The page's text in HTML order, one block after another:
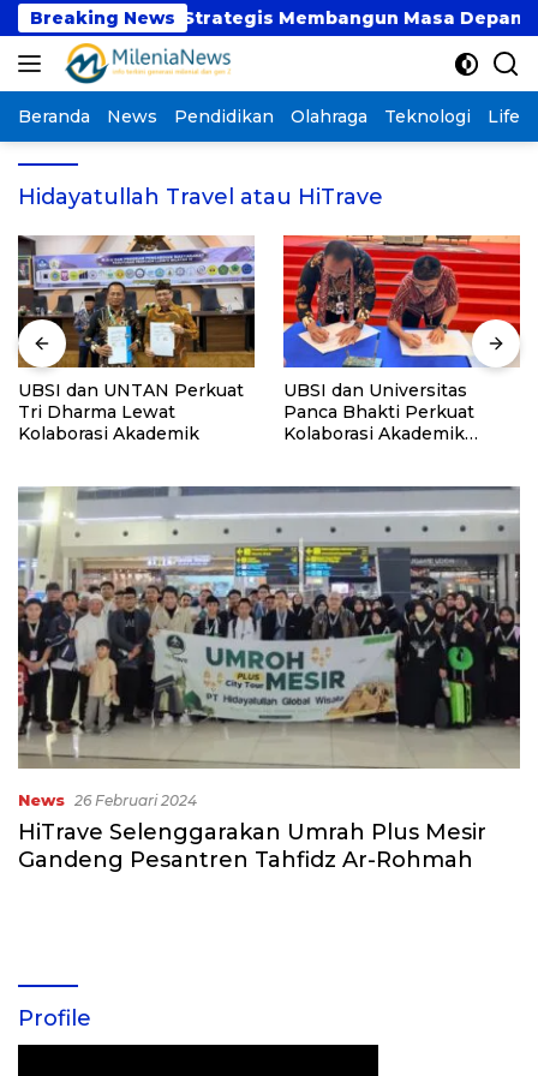
Langsung
ke
konten
Breaking News
Langkah Strategis Membangun Masa Depan?
Beranda News Pendidikan Olahraga Teknologi
Hidayatullah Travel atau HiTrave
UBSI dan UNTAN Perkuat
Tri Dharma Lewat
Kolaborasi Akademik
UBSI dan Universitas
Panca Bhakti Perkuat
Kolaborasi Akademik
News 26 Februari 2024
HiTrave Selenggarakan Umrah Plus Mesir
Gandeng Pesantren Tahfidz Ar-Rohmah
Profile